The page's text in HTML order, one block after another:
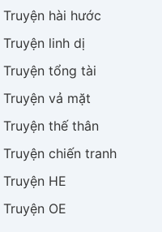
Truyện hài hước
Truyện linh dị
Truyện tổng tài
Truyện vả mặt
Truyện thế thân
Truyện chiến tranh
Truyện HE
Truyện OE